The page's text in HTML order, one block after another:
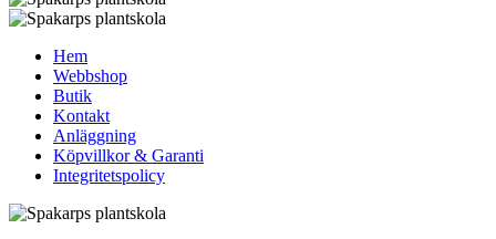
Hem
Webbshop
Butik
Kontakt
Anläggning
Köpvillkor & Garanti
Integritetspolicy